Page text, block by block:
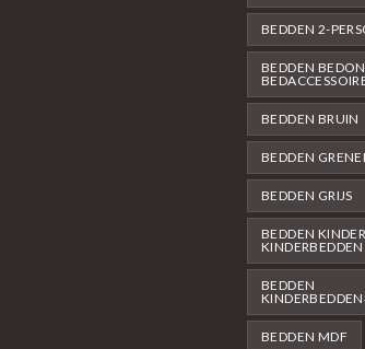
BEDDEN 2-
BEDDEN
BEDDEN BRUIN
BEDDEN
BEDDEN GRIJS
BEDDEN
KINDERBEDDEN
BEDDEN
BEDDEN MDF